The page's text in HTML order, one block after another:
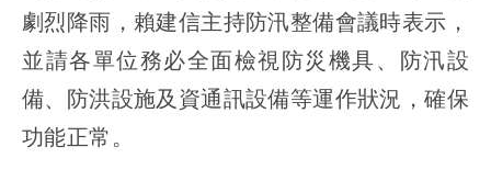
劇烈降雨，賴建信主持防汛整備會議時表示，
並請各單位務必全面檢視防災機具、防汛設
備、防洪設施及資通訊設備等運作狀況，確保
功能正常。